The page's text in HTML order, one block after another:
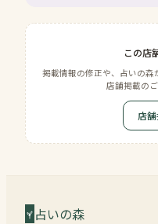
この店
掲載情報の修正や、占いの森
店舗掲載の
店
占いの森